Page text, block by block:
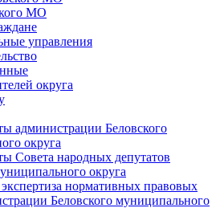
МО
управления
округа
администрации Беловского
округа
Совета народных депутатов
округа
нормативных правовых
Беловского муниципального